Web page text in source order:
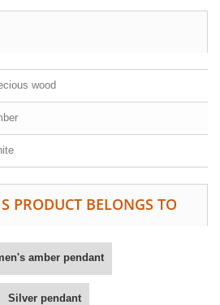
wood
PRODUCT BELONGS TO
amber pendant
Silver pendant